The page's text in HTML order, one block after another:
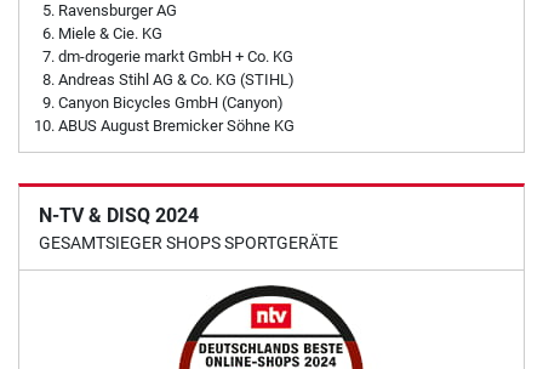
Ravensburger AG
Miele & Cie. KG
dm-drogerie markt GmbH + Co. KG
Andreas Stihl AG & Co. KG (STIHL)
Canyon Bicycles GmbH (Canyon)
ABUS August Bremicker Söhne KG
N-TV & DISQ 2024
GESAMTSIEGER SHOPS SPORTGERÄTE